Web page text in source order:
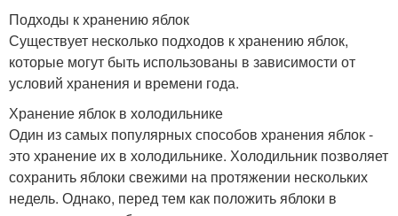
Подходы к хранению яблок
Существует несколько подходов к хранению яблок,
которые могут быть использованы в зависимости от
условий хранения и времени года.
Хранение яблок в холодильнике
Один из самых популярных способов хранения яблок -
это хранение их в холодильнике. Холодильник позволяет
сохранить яблоки свежими на протяжении нескольких
недель. Однако, перед тем как положить яблоки в